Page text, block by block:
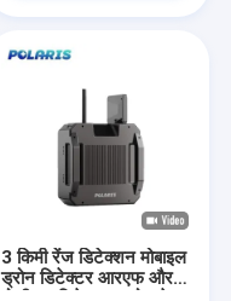
3 किमी रेंज डिटेक्शन मोबाइल
ड्रोन डिटेक्टर आरएफ और